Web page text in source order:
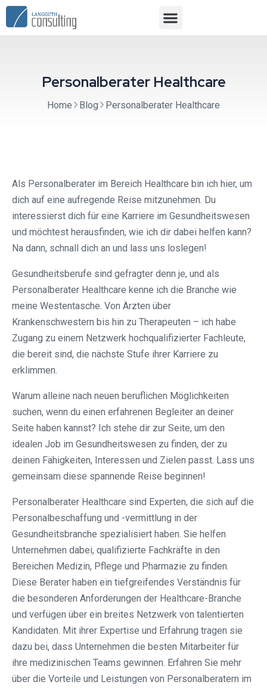
Personalberater Healthcare
Home Blog Personalberater Healthcare
Als Personalberater im Bereich Healthcare bin ich hier, um
dich auf eine aufregende Reise mitzunehmen. Du
interessierst dich für eine Karriere im Gesundheitswesen
und möchtest herausfinden, wie ich dir dabei helfen kann?
Na dann, schnall dich an und lass uns loslegen!
Gesundheitsberufe sind gefragter denn je, und als
Personalberater Healthcare kenne ich die Branche wie
meine Westentasche. Von Ärzten über
Krankenschwestern bis hin zu Therapeuten – ich habe
Zugang zu einem Netzwerk hochqualifizierter Fachleute,
die bereit sind, die nächste Stufe ihrer Karriere zu
erklimmen.
Warum alleine nach neuen beruflichen Möglichkeiten
suchen, wenn du einen erfahrenen Begleiter an deiner
Seite haben kannst? Ich stehe dir zur Seite, um den
idealen Job im Gesundheitswesen zu finden, der zu
deinen Fähigkeiten, Interessen und Zielen passt. Lass uns
gemeinsam diese spannende Reise beginnen!
Personalberater Healthcare sind Experten, die sich auf die
Personalbeschaffung und -vermittlung in der
Gesundheitsbranche spezialisiert haben. Sie helfen
Unternehmen dabei, qualifizierte Fachkräfte in den
Bereichen Medizin, Pflege und Pharmazie zu finden.
Diese Berater haben ein tiefgreifendes Verständnis für
die besonderen Anforderungen der Healthcare-Branche
und verfügen über ein breites Netzwerk von talentierten
Kandidaten. Mit ihrer Expertise und Erfahrung tragen sie
dazu bei, dass Unternehmen die besten Mitarbeiter für
ihre medizinischen Teams gewinnen. Erfahren Sie mehr
über die Vorteile und Leistungen von Personalberatern im